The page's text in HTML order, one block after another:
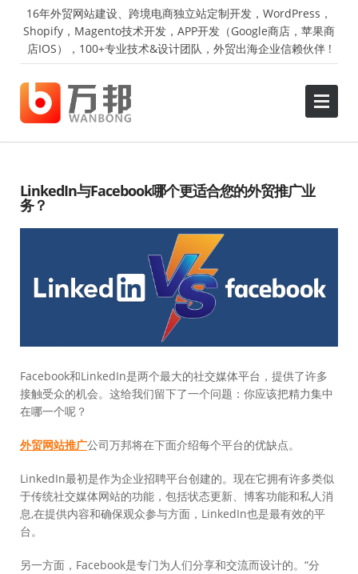
16年外贸网站建设、跨境电商独立站定制开发，WordPress，
Shopify，Magento技术开发，APP开发（Google商店，苹果商
店IOS），100+专业技术&设计团队，外贸出海企业信赖伙伴 !
LinkedIn与Facebook哪个更适合您的外贸推广业
务？
Facebook和LinkedIn是两个最大的社交媒体平台，提供了许多
接触受众的机会。这给我们留下了一个问题：你应该把精力集中
在哪一个呢？
外贸网站推广公司万邦将在下面介绍每个平台的优缺点。
LinkedIn最初是作为企业招聘平台创建的。现在它拥有许多类似
于传统社交媒体网站的功能，包括状态更新、博客功能和私人消
息,在提供内容和确保观众参与方面，LinkedIn也是最有效的平
台。
另一方面，Facebook是专门为人们分享和交流而设计的。“分